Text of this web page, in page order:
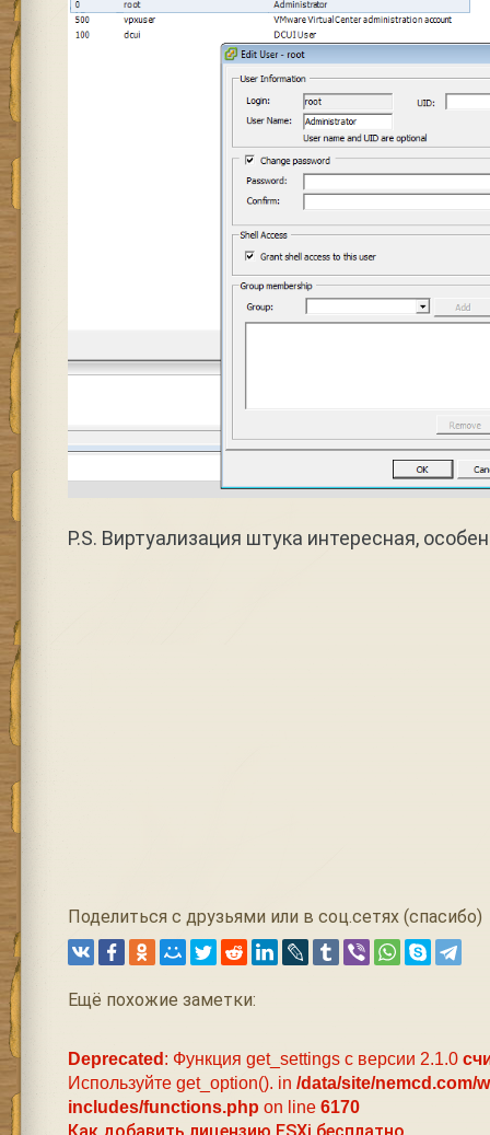
P.S. Виртуализация штука интересная,
Поделиться с друзьями или в соц.сетях (спасибо)
Ещё похожие заметки:
Deprecated : Функция get_settings с версии 2.1.0
Используйте get_option(). in /data/site/nemcd.com/
includes/functions.php on line 6170
Как добавить лицензию ESXi бесплатно